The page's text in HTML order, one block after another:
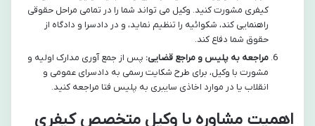
کیفری مشورت کنید. وکیل می تواند شما را در تمامی مراحل حقوقی
راهنمایی کند، شکوائیه را تنظیم نماید، و در دادسرا و دادگاه از
حقوق شما دفاع کند.
مراجعه به پلیس و مراجع قضایی: پس از جمع آوری مدارک اولیه و
مشورت با وکیل، برای طرح شکایت رسمی به دادسرای عمومی و
انقلاب یا در موارد اخاذی سایبری به پلیس فتا مراجعه کنید.
اهمیت مشاوره با وکیل متخصص کیفری